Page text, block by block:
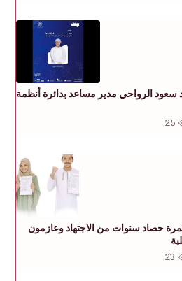
الرواحي مدير مساعد بدائرة أنظمة
25
حصاد سنوات من الاجتهاد وعازمون
23